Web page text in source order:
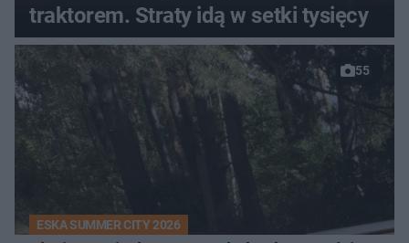
traktorem. Straty idą w setki tysięcy
55
ESKA SUMMER CITY 2026